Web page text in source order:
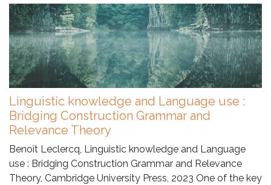
Linguistic knowledge and Language use :
Bridging Construction Grammar and
Relevance Theory
Benoît Leclercq, Linguistic knowledge and Language
use : Bridging Construction Grammar and Relevance
Theory, Cambridge University Press, 2023 One of the key